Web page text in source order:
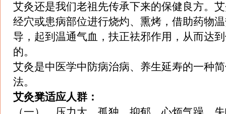
艾灸还是我们老祖先传承下来的保健良方。
经穴或患病部位进行烧灼、熏烤，借助药物
导，起到温通气血，扶正祛邪作用，从而达
的。
艾灸是中医学中防病治病、养生延寿的一种
法。
艾灸凳适应人群：